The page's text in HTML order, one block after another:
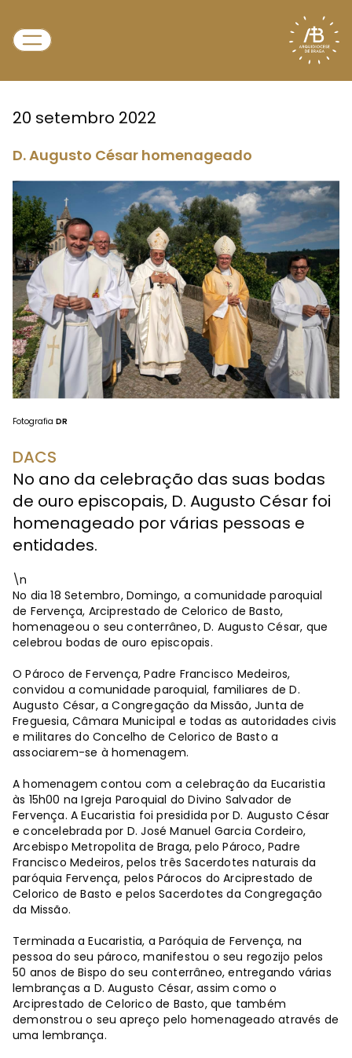
20 setembro 2022
D. Augusto César homenageado
Fotografia DR
DACS
No ano da celebração das suas bodas
de ouro episcopais, D. Augusto César foi
homenageado por várias pessoas e
entidades.
\n
No dia 18 Setembro, Domingo, a comunidade paroquial
de Fervença, Arciprestado de Celorico de Basto,
homenageou o seu conterrâneo, D. Augusto César, que
celebrou bodas de ouro episcopais.
O Pároco de Fervença, Padre Francisco Medeiros,
convidou a comunidade paroquial, familiares de D.
Augusto César, a Congregação da Missão, Junta de
Freguesia, Câmara Municipal e todas as autoridades civis
e militares do Concelho de Celorico de Basto a
associarem-se à homenagem.
A homenagem contou com a celebração da Eucaristia
às 15h00 na Igreja Paroquial do Divino Salvador de
Fervença. A Eucaristia foi presidida por D. Augusto César
e concelebrada por D. José Manuel Garcia Cordeiro,
Arcebispo Metropolita de Braga, pelo Pároco, Padre
Francisco Medeiros, pelos três Sacerdotes naturais da
paróquia Fervença, pelos Párocos do Arciprestado de
Celorico de Basto e pelos Sacerdotes da Congregação
da Missão.
Terminada a Eucaristia, a Paróquia de Fervença, na
pessoa do seu pároco, manifestou o seu regozijo pelos
50 anos de Bispo do seu conterrâneo, entregando várias
lembranças a D. Augusto César, assim como o
Arciprestado de Celorico de Basto, que também
demonstrou o seu apreço pelo homenageado através de
uma lembrança.